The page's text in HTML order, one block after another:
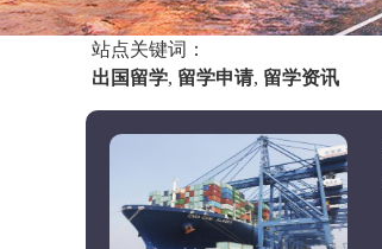
站点关键词：
出国留学, 留学申请, 留学资讯